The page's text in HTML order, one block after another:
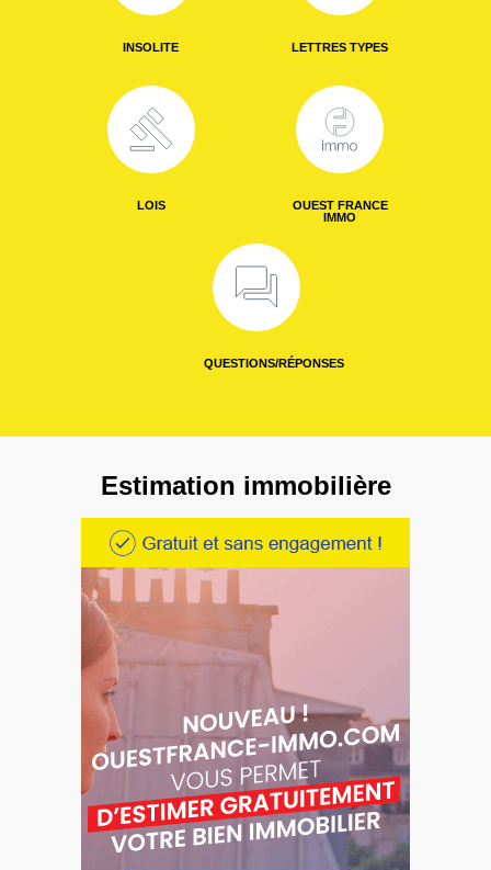
INSOLITE LETTRES TYPES
LOIS
OUEST FRANCE
IMMO
QUESTIONS/RÉPONSES
Estimation immobilière